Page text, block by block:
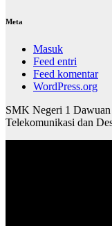
Meta
Masuk
Feed entri
Feed komentar
WordPress.org
SMK Negeri 1
Telekomunikasi dan